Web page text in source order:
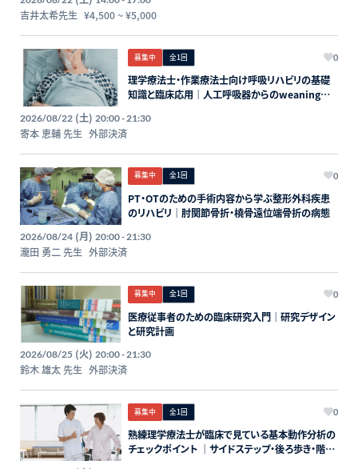
先生【主催：セラピストフォーライフ】
吉井太希先生 ¥4,500~¥5,000
募集中 全1回 0
理学療法士・作業療法士向け呼吸リハビリの基礎
知識と臨床応用｜人工呼吸器からのweaningと
2026/08/22 (土) 20:00 - 21:30
寄本 恵輔 先生 外部決済
募集中 全1回 0
PT・OTのための手術内容から学ぶ整形外科疾患
のリハビリ｜肘関節骨折・橈骨遠位端骨折の病態
2026/08/24 (月) 20:00 - 21:30
瀧田 勇二 先生 外部決済
募集中 全1回 0
医療従事者のための臨床研究入門｜研究デザイン
と研究計画
2026/08/25 (火) 20:00 - 21:30
鈴木 雄太 先生 外部決済
募集中 全1回 0
熟練理学療法士が臨床で見ている基本動作分析の
チェックポイント ｜サイドステップ・後ろ歩き・階段